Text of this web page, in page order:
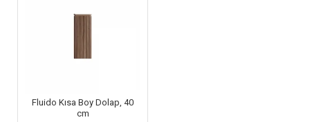
Fluido Kısa Boy Dolap, 40
cm